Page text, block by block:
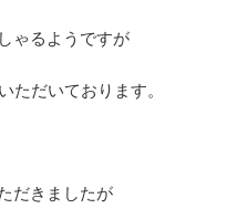
ゃるようですが
ただいております。
だきましたが